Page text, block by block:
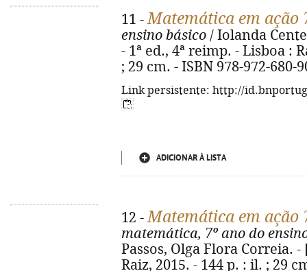
11 -Matemática em ação
ensino básico / Iolanda
- 1ª ed., 4ª reimp. - Lisboa :
; 29 cm. - ISBN 978-972-680-
Link persistente: http://
ADICIONAR À LISTA
12 -Matemática em ação
matemática, 7º ano do
Passos, Olga Flora Correia.
Raiz, 2015. - 144 p. : il. ; 29